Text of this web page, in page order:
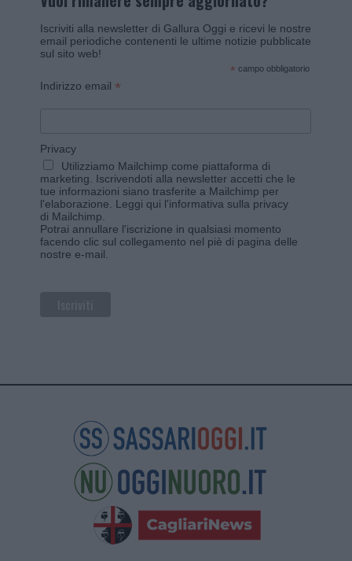
Iscriviti alla newsletter di Gallura Oggi e ricevi le nostre
email periodiche contenenti le ultime notizie pubblicate
sul sito web!
* campo obbligatorio
Indirizzo email *
Privacy
Utilizziamo Mailchimp come piattaforma di
marketing. Iscrivendoti alla newsletter accetti che le
tue informazioni siano trasferite a Mailchimp per
l'elaborazione. Leggi qui l'informativa sulla privacy
di Mailchimp
Potrai annullare l'iscrizione in qualsiasi momento
facendo clic sul collegamento nel piè di pagina delle
nostre e-mail.